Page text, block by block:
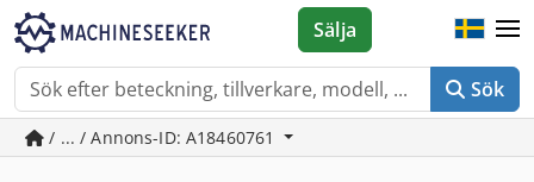
Sök
Sälja
/ ... / Annons-ID: A18460761